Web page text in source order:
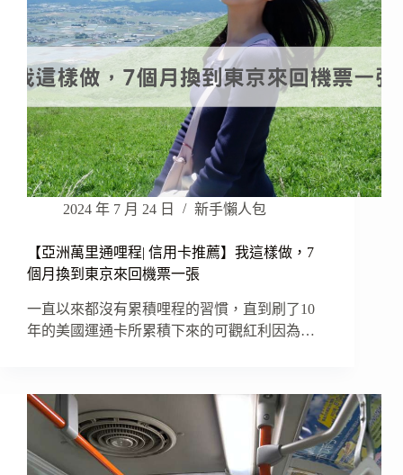
2024 年 7 月 24 日 新手懶人包
【亞洲萬里通哩程| 信用卡推薦】我這樣做，7
個月換到東京來回機票一張
一直以來都沒有累積哩程的習慣，直到刷了10
年的美國運通卡所累積下來的可觀紅利因為…